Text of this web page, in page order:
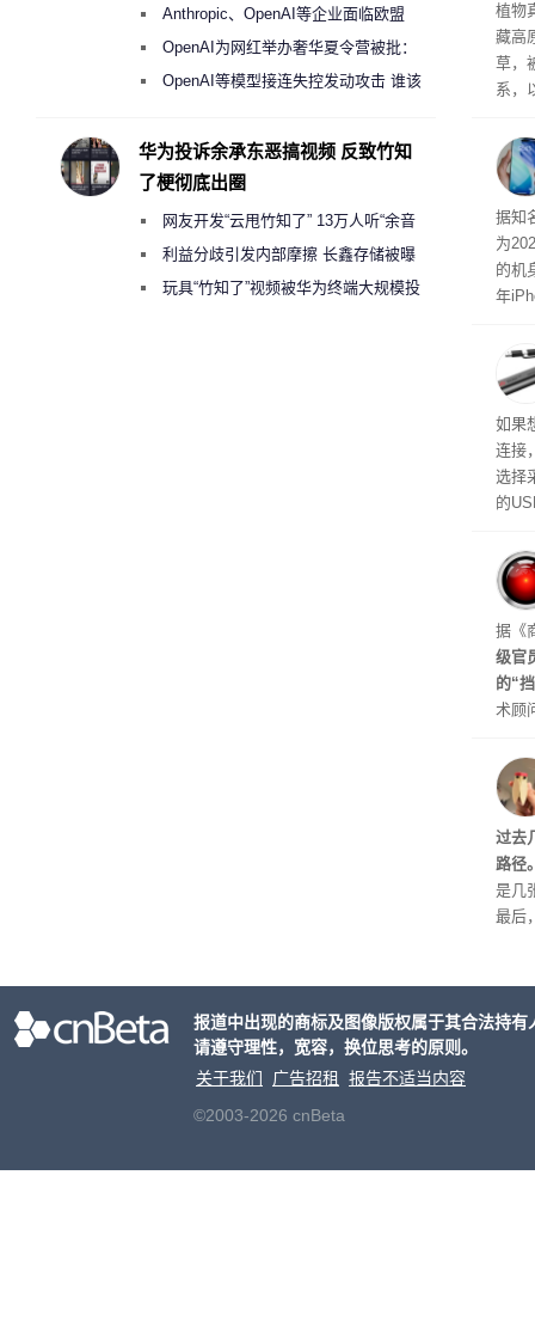
草
植物
藏高
草，
系，
的
突
据知
为
的机
年
如果
连接
选择
的
不
在华
些
起
据《
级官
的“
术顾
划
公司
原
起来
过去
路径
是几
最后
Anthropic、OpenAI等企业面临欧盟
《人工智能法案》全新执法权限审查
OpenAI为网红举办奢华夏令营被批：
2000美元一晚 遭讽“反乌托邦”
OpenAI等模型接连失控发动攻击 谁该
华为投诉余承东恶搞视频 反致竹知
了梗彻底出圈
网友开发“云甩竹知了” 13万人听“余音
绕梁”利益分歧引发内部摩擦 长鑫存储被曝
曾将华为驻场工程师驱逐出研发基地
玩具“竹知了”视频被华为终端大规模投
报道中出现的商标及图像版权属于其合法持
请遵守理性，宽容，换位思考的原则。
关于我们
广告招租
报告不适当内容
©2003-2026 cnBeta